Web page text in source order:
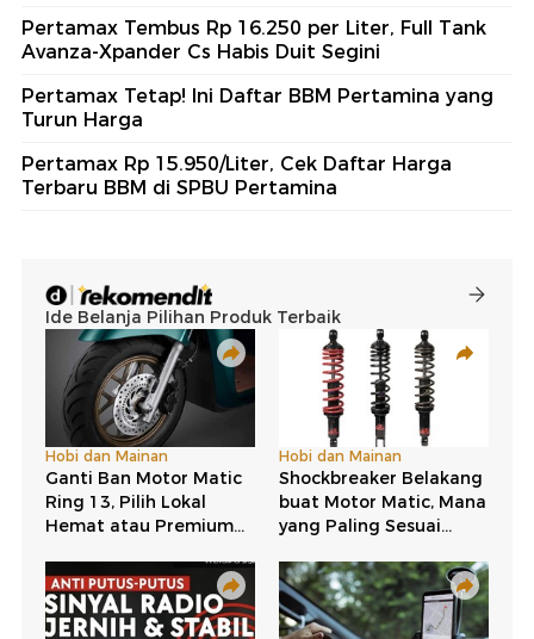
Pertamax Tembus Rp 16.250 per Liter, Full Tank
Avanza-Xpander Cs Habis Duit Segini
Pertamax Tetap! Ini Daftar BBM Pertamina yang
Turun Harga
Pertamax Rp 15.950/Liter, Cek Daftar Harga
Terbaru BBM di SPBU Pertamina